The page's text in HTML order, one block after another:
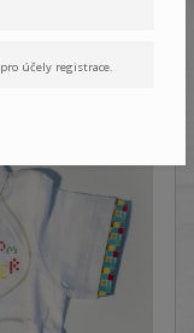
pro účely registrace.